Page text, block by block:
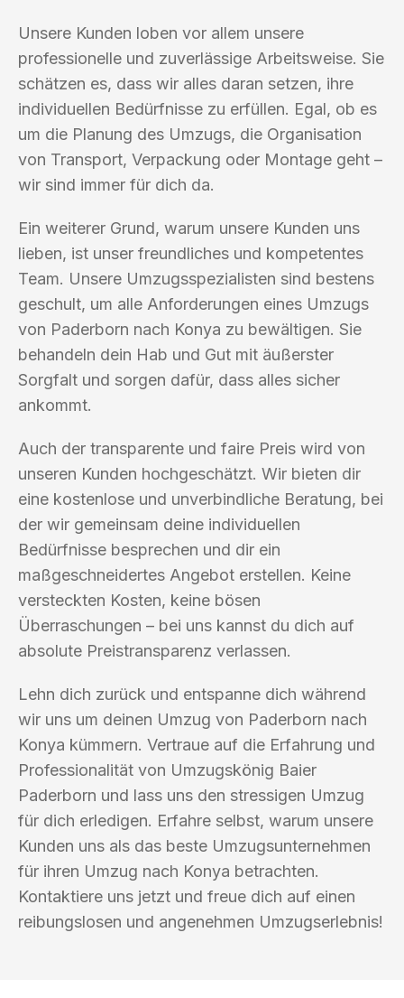
Unsere Kunden loben vor allem unsere
professionelle und zuverlässige Arbeitsweise. Sie
schätzen es, dass wir alles daran setzen, ihre
individuellen Bedürfnisse zu erfüllen. Egal, ob es
um die Planung des Umzugs, die Organisation
von Transport, Verpackung oder Montage geht –
wir sind immer für dich da.
Ein weiterer Grund, warum unsere Kunden uns
lieben, ist unser freundliches und kompetentes
Team. Unsere Umzugsspezialisten sind bestens
geschult, um alle Anforderungen eines Umzugs
von Paderborn nach Konya zu bewältigen. Sie
behandeln dein Hab und Gut mit äußerster
Sorgfalt und sorgen dafür, dass alles sicher
ankommt.
Auch der transparente und faire Preis wird von
unseren Kunden hochgeschätzt. Wir bieten dir
eine kostenlose und unverbindliche Beratung, bei
der wir gemeinsam deine individuellen
Bedürfnisse besprechen und dir ein
maßgeschneidertes Angebot erstellen. Keine
versteckten Kosten, keine bösen
Überraschungen – bei uns kannst du dich auf
absolute Preistransparenz verlassen.
Lehn dich zurück und entspanne dich während
wir uns um deinen Umzug von Paderborn nach
Konya kümmern. Vertraue auf die Erfahrung und
Professionalität von Umzugskönig Baier
Paderborn und lass uns den stressigen Umzug
für dich erledigen. Erfahre selbst, warum unsere
Kunden uns als das beste Umzugsunternehmen
für ihren Umzug nach Konya betrachten.
Kontaktiere uns jetzt und freue dich auf einen
reibungslosen und angenehmen Umzugserlebnis!